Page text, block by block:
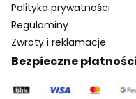
Polityka prywatności
Regulaminy
Zwroty i reklamacje
Bezpieczne płatności